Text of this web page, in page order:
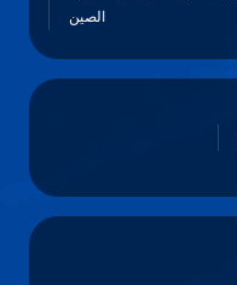
الصين